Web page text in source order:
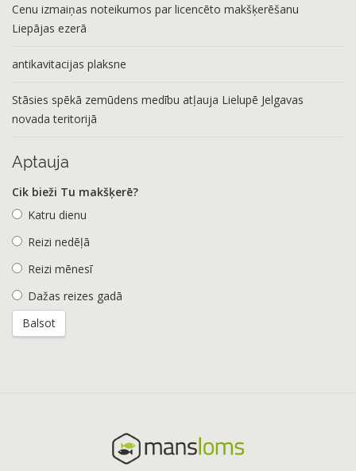
Cenu izmaiņas noteikumos par licencēto makšķerēšanu
Liepājas ezerā
antikavitacijas plaksne
Stāsies spēkā zemūdens medību atļauja Lielupē Jelgavas
novada teritorijā
Aptauja
Cik bieži Tu makšķerē?
Katru dienu
Reizi nedēļā
Reizi mēnesī
Dažas reizes gadā